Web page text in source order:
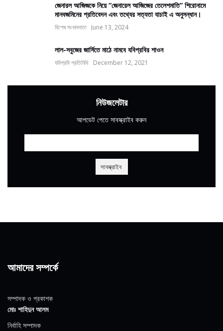
জেনারল আজিজকে নিয়ে “জেনারেল আজিজের তেলেশমাতি” শিরোনামে
মানবজমিনের প্রতিবেদন এবং তথ্যের সত্যতা যাচাই এ অনুসন্ধান।
বিশেষ সংবাদদাতা June 13, 2024
লাল-সবুজের জার্সিতে মাঠে নামবে যবিপ্রবির শাওন
যবিপ্রবি প্রতিনিধি December 12, 2021
নিউজলেটার
আপডেট পেতে সাবস্ক্রাইব করুন
আমাদের সম্পর্কে
সম্পাদক ও প্রকাশক
মোঃ শাহিদুন আলম
নির্বাহি সম্পাদক